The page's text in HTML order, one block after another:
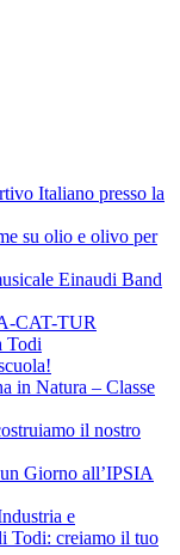
Italiano presso la
su olio e olivo per
Einaudi Band
CAT-TUR
Todi
in Natura – Classe
il nostro
Giorno all’IPSIA
e
Todi: creiamo il tuo